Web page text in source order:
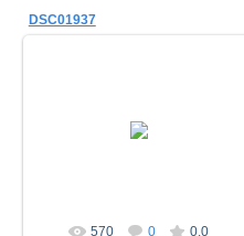
DSC01937
570 0 0.0